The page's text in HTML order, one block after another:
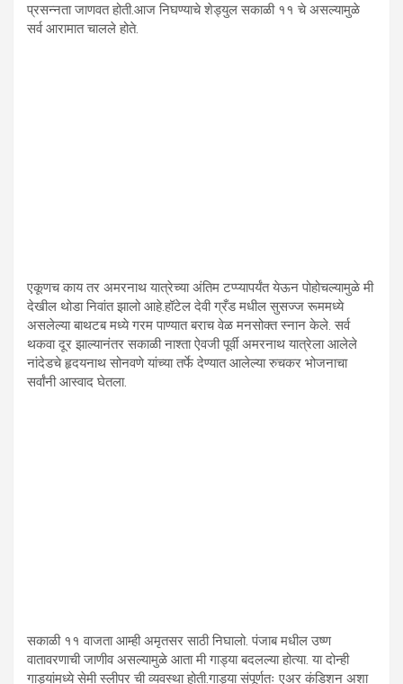
प्रसन्नता जाणवत होती.आज निघण्याचे शेड्युल सकाळी ११ चे असल्यामुळे
सर्व आरामात चालले होते.
एकूणच काय तर अमरनाथ यात्रेच्या अंतिम टप्प्यापर्यंत येऊन पोहोचल्यामुळे मी
देखील थोडा निवांत झालो आहे.हॉटेल देवी ग्रँड मधील सुसज्ज रूममध्ये
असलेल्या बाथटब मध्ये गरम पाण्यात बराच वेळ मनसोक्त स्नान केले. सर्व
थकवा दूर झाल्यानंतर सकाळी नाश्ता ऐवजी पूर्वी अमरनाथ यात्रेला आलेले
नांदेडचे हृदयनाथ सोनवणे यांच्या तर्फे देण्यात आलेल्या रुचकर भोजनाचा
सर्वांनी आस्वाद घेतला.
सकाळी ११ वाजता आम्ही अमृतसर साठी निघालो. पंजाब मधील उष्ण
वातावरणाची जाणीव असल्यामुळे आता मी गाड्या बदलल्या होत्या. या दोन्ही
गाड्यांमध्ये सेमी स्लीपर ची व्यवस्था होती.गाड्या संपूर्णतः एअर कंडिशन अशा